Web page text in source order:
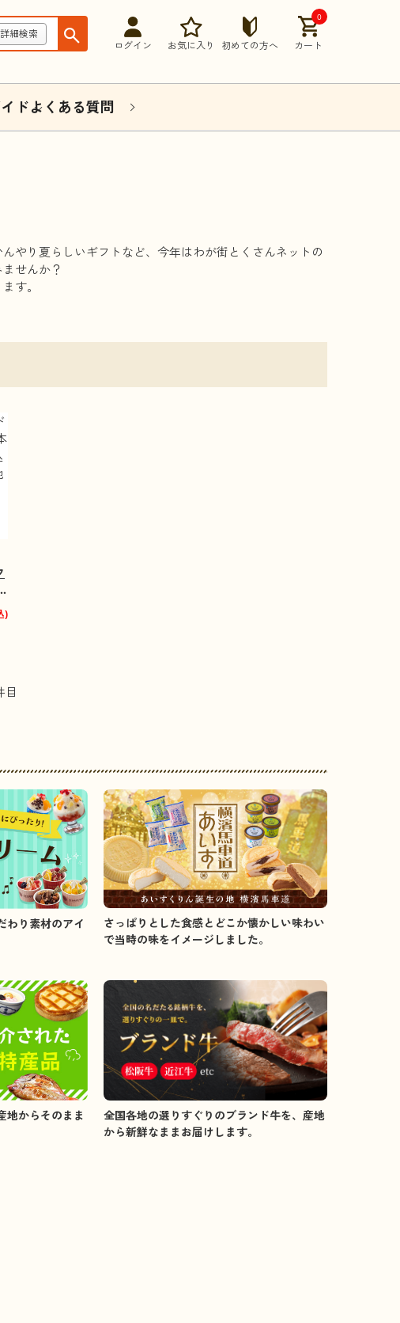
詳細検索
ログイン お気に入り 初めての方へ
0
カート
ドよくある質問
やり夏らしいギフトなど、今年はわが街とくさんネットの
せんか？
す。
)
目
わり素材のアイ
さっぱりとした食感とどこか懐かしい味わい
で当時の味をイメージしました。
地からそのまま
全国各地の選りすぐりのブランド牛を、産地
から新鮮なままお届けします。